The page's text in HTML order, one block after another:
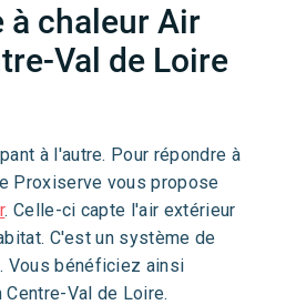
à chaleur Air
Val de Loire
à l'autre. Pour répondre à
Proxiserve vous propose
. Celle-ci capte l'air extérieur
C'est un système de
Vous bénéficiez ainsi
Centre-Val de Loire.